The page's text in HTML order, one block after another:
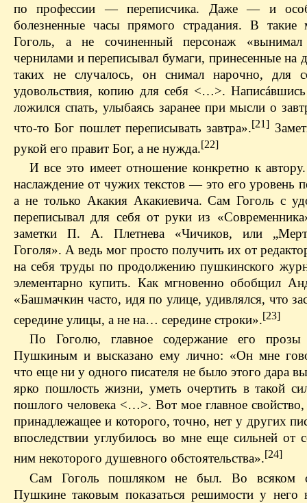
по профессии — переписчика. Даже — и
болезненные часы прямого страдания. В такие
Гоголь, а не сочиненный персонаж
чернилами и переписывал бумаги, принесенные на
таких не случалось, он снимал нарочно, для
удовольствия, копию для себя <…>. Написáвшись
ложился спать, улыбаясь заранее при мысли о
что-то Бог пошлет переписывать завтра».[21]
рукой его правит Бог, а не нужда.[22]
И все это имеет отношение конкретно к
наслаждение от чужих текстов — это его уровень
а не только Акакия Акакиевича. Сам Гоголь с
переписывал для себя от руки из
заметки П. А. Плетнева «Чичиков, или
Гоголя». А ведь мог просто получить их от
на себя труды по продолжению пушкинского
элементарно купить. Как мгновенно обобщил
«Башмачкин часто, идя по улице, удивлялся, что
середине улицы, а не на… середине строки».[23]
По Гоголю, главное содержание его прозы
Пушкиным и высказано ему лично: «Он мне
что еще ни у одного писателя не было этого дара
ярко пошлость жизни, уметь очертить в такой
пошлого человека <…>. Вот мое главное
принадлежащее и которого, точно, нет у других
впоследствии углубилось во мне еще сильней от
ним некоторого душевного обстоятельства».[24]
Сам Гоголь пошляком не был. Во всяком
Пушкине таковым показаться решимости у него